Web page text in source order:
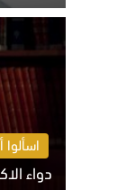
السبت 8 أغسطس 2026 11:04 ص
اسألوا
دواء